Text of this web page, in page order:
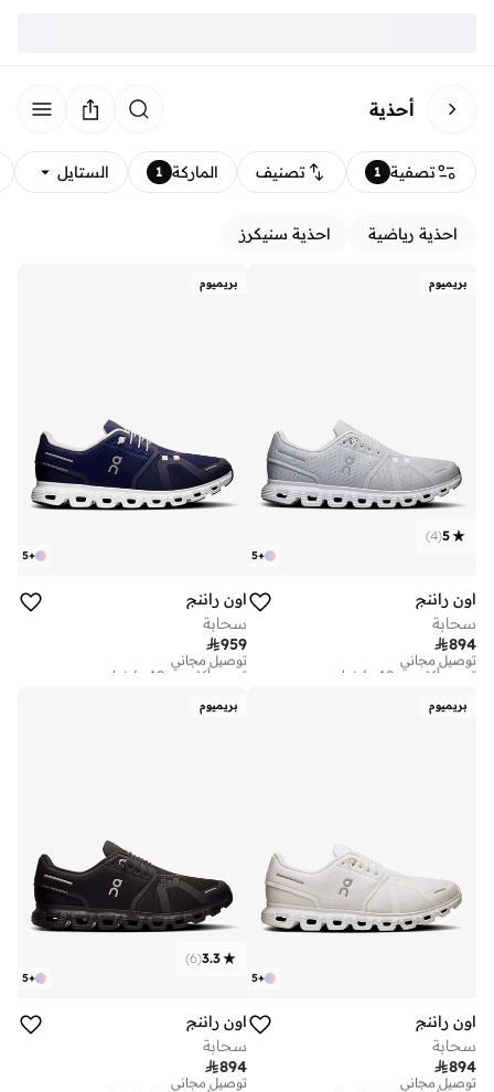
أحذية
تصفية 1 تصنيف الماركة 1 الستايل
احذية رياضية احذية سنيكرز
بريميوم
+
5
5
(
4
)
اون راننج
سحابة
894
توصيل مجاني
تم بيع أكثر من 10 مؤخرا
بريميوم
+
5
اون راننج
سحابة
959
توصيل مجاني
تم بيع أكثر من 10 مؤخرا
بريميوم
+
5
اون راننج
سحابة
894
توصيل مجاني
تم بيع أكثر من 20 مؤخرا
بريميوم
+
5
3.3
(
6
)
اون راننج
سحابة
894
توصيل مجاني
تم بيع أكثر من 30 مؤخرا